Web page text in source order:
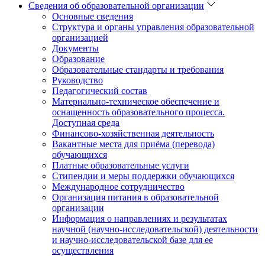
Сведения об образовательной организации
Основные сведения
Структура и органы управления образовательной
организацией
Документы
Образование
Образовательные стандарты и требования
Руководство
Педагогический состав
Материально-техническое обеспечение и
оснащенность образовательного процесса.
Доступная среда
Финансово-хозяйственная деятельность
Вакантные места для приёма (перевода)
обучающихся
Платные образовательные услуги
Стипендии и меры поддержки обучающихся
Международное сотрудничество
Организация питания в образовательной
организации
Информация о направлениях и результатах
научной (научно-исследовательской) деятельности
и научно-исследовательской базе для ее
осуществления